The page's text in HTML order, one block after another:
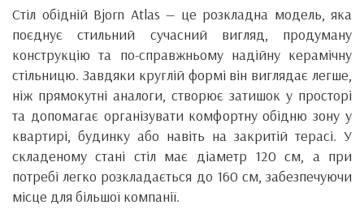
Стіл обідній Bjorn Atlas — це розкладна модель, яка
поєднує стильний сучасний вигляд, продуману
конструкцію та по-справжньому надійну керамічну
стільницю. Завдяки круглій формі він виглядає легше,
ніж прямокутні аналоги, створює затишок у просторі
та допомагає організувати комфортну обідню зону у
квартирі, будинку або навіть на закритій терасі. У
складеному стані стіл має діаметр 120 см, а при
потребі легко розкладається до 160 см, забезпечуючи
місце для більшої компанії.